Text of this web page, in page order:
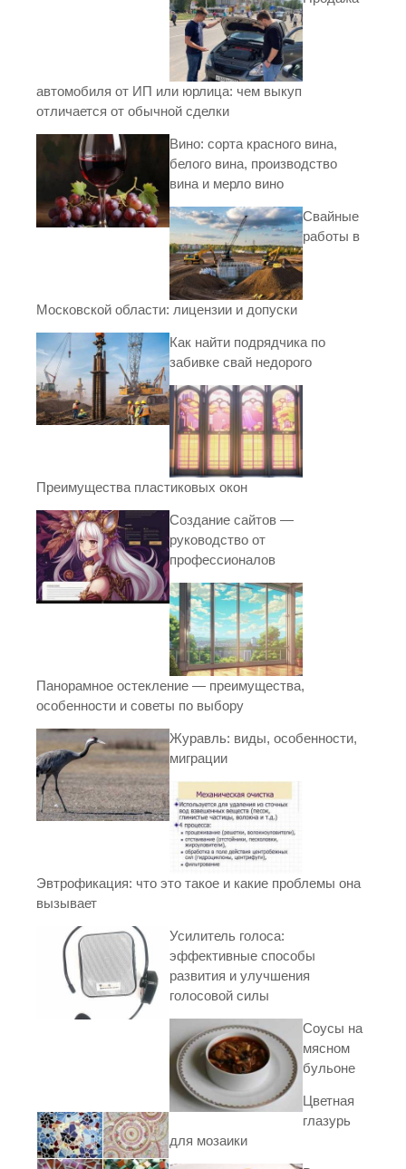
автомобиля от ИП или юрлица: чем выкуп
отличается от обычной сделки
Вино: сорта красного вина,
белого вина, производство
вина и мерло вино
Свайные
работы в
Московской области: лицензии и допуски
Как найти подрядчика по
забивке свай недорого
Преимущества пластиковых окон
Создание сайтов —
руководство от
профессионалов
Панорамное остекление — преимущества,
особенности и советы по выбору
Журавль: виды, особенности,
миграции
Эвтрофикация: что это такое и какие проблемы она
вызывает
Усилитель голоса:
эффективные способы
развития и улучшения
голосовой силы
Соусы на
мясном
бульоне
Цветная
глазурь
для мозаики